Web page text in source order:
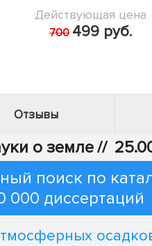
Действующая цена
700 499 руб.
Отзывы
о земле//
поиск по
000 диссертаций